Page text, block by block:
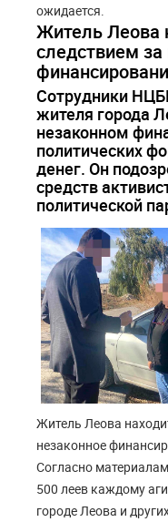
Житель Леова
следствием за
Сотрудники
жителя города
незаконном
политических
денег. Он
средств
политической
Житель Леова
незаконное
Согласно
500 леев каждому
городе Леова и